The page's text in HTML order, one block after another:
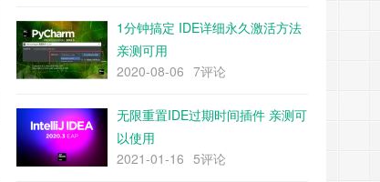
1分钟搞定 IDE详细永久激活方法
亲测可用
2020-08-06 7评论
无限重置IDE过期时间插件 亲测可
以使用
2021-01-16 5评论